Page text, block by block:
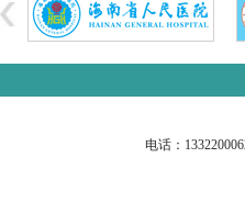
电话：